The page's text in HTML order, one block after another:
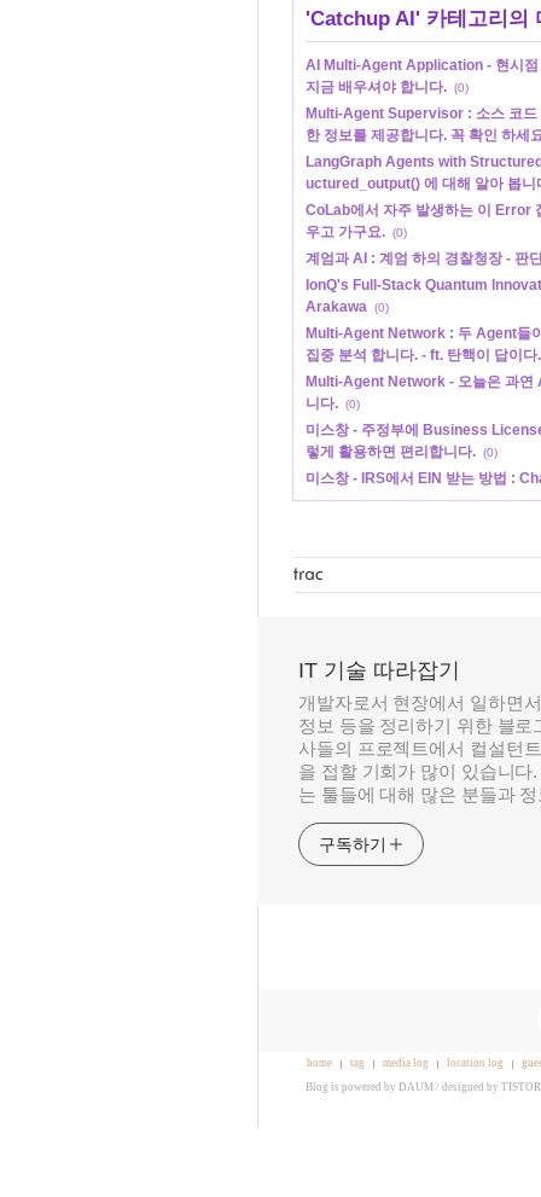
'Catchup AI ' 카테고리의
AI Multi-Agent Application - 현시점
지금 배우셔야 합니다. (0)
Multi-Agent Supervisor : 소스 코드
한 정보를 제공합니다. 꼭 확인 하세
LangGraph Agents with
uctured_output() 에 대해 알아 봅니
CoLab에서 자주 발생하는 이 Error
우고 가구요. (0)
계엄과 AI : 계엄 하의 경찰청장 - 판
IonQ's Full-Stack Quantum
Arakawa (0)
Multi-Agent Network : 두 Agent들
집중 분석 합니다. - ft. 탄핵이 답이다.
Multi-Agent Network - 오늘은 과연
니다. (0)
미스창 - 주정부에 Business
렇게 활용하면 편리합니다. (0)
미스창 - IRS에서 EIN 받는 방법 :
IT 기술 따라잡기
개발자로서 현장에서 일하면
정보 등을 정리하기 위한 블
사들의 프로젝트에서 컬설턴
을 접할 기회가 많이 있습니
는 툴들에 대해 많은 분들과
구독하기
home tag media log location log
Blog is powered by DAUM / designed by